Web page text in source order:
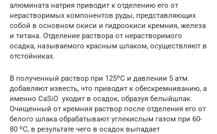
алюмината натрия приводит к отделению его от
нерастворимых компонентов руды, представляющих
собой в основном окиси и гидроокиси кремния, железа
и титана. Отделение раствора от нерастворимого
осадка, называемого красным шлаком, осуществляют в
отстойниках.
В полученный раствор при 125ºC и давлении 5 атм.
добавляют известь, что приводит к обескремниванию, а
именно CaSiO уходит в осадок, образуя белыйшлак.
Очищенный от кремния раствор после отделения его от
белого шлака обрабатывают углекислым газом при 60-
80 ºC, в результате чего в осадок выпадает